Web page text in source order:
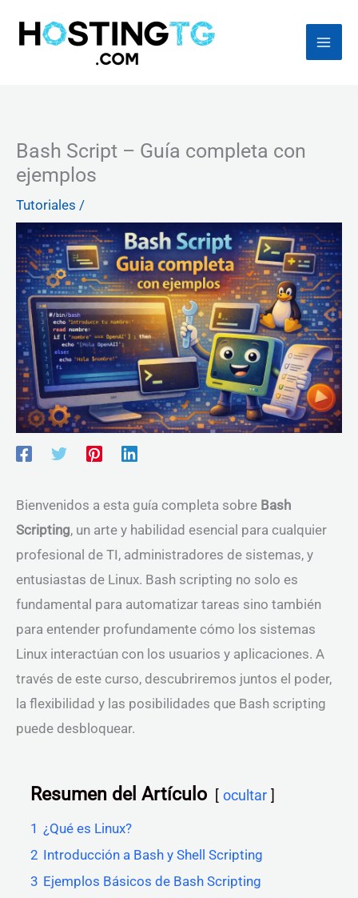
Bash Script – Guía completa con
ejemplos
Tutoriales /
Bienvenidos a esta guía completa sobre Bash
Scripting, un arte y habilidad esencial para cualquier
profesional de TI, administradores de sistemas, y
entusiastas de Linux. Bash scripting no solo es
fundamental para automatizar tareas sino también
para entender profundamente cómo los sistemas
Linux interactúan con los usuarios y aplicaciones. A
través de este curso, descubriremos juntos el poder,
la flexibilidad y las posibilidades que Bash scripting
puede desbloquear.
Resumen del Artículo ocultar
1 ¿Qué es Linux?
2 Introducción a Bash y Shell Scripting
3 Ejemplos Básicos de Bash Scripting